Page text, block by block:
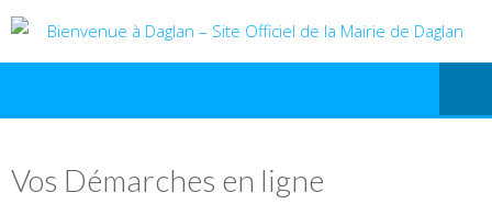
Vos Démarches en ligne